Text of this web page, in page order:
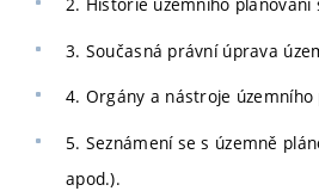
3. Současná právní úprava
4. Orgány a nástroje územního
5. Seznámení se s územně
apod.).